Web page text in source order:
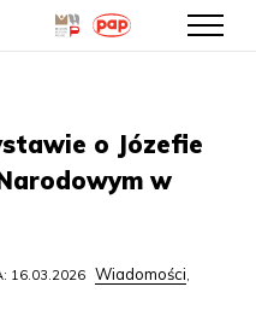
o Józefie
w
16.03.2026 Wiadomości,